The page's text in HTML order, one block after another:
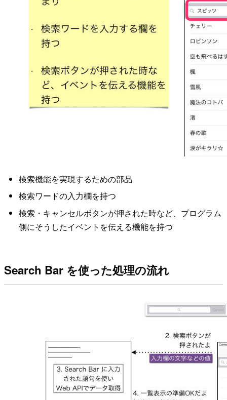
検索機能を実現するための部品
検索ワードの入力欄を持つ
検索・キャンセルボタンが押された時など、プログラム
側にそうしたイベントを伝える機能を持つ
Search Bar を使った処理の流れ